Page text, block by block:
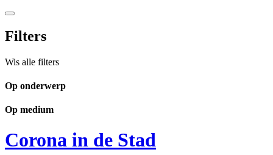
Filters
Wis alle filters
Op onderwerp
Op medium
Corona in de Stad